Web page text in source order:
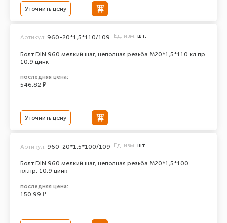
Уточнить цену
Болт DIN 960 мелкий шаг, неполная резьба M20*1,5*110 кл.пр.
10.9 цинк
Артикул: 960-20*1,5*110/109 Ед. изм. шт.
последняя цена:
546.82 ₽
Уточнить цену
Болт DIN 960 мелкий шаг, неполная резьба M20*1,5*100
кл.пр. 10.9 цинк
Артикул: 960-20*1,5*100/109 Ед. изм. шт.
последняя цена:
150.99 ₽